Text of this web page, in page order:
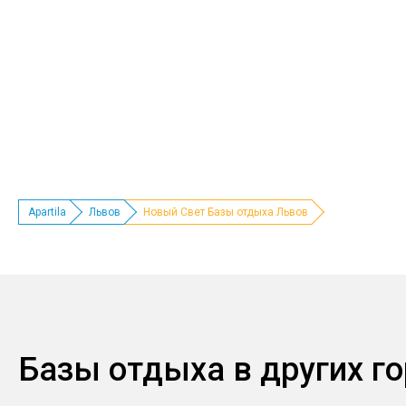
Apartila Львов Новый Свет Базы отдыха Львов
Базы отдыха в других